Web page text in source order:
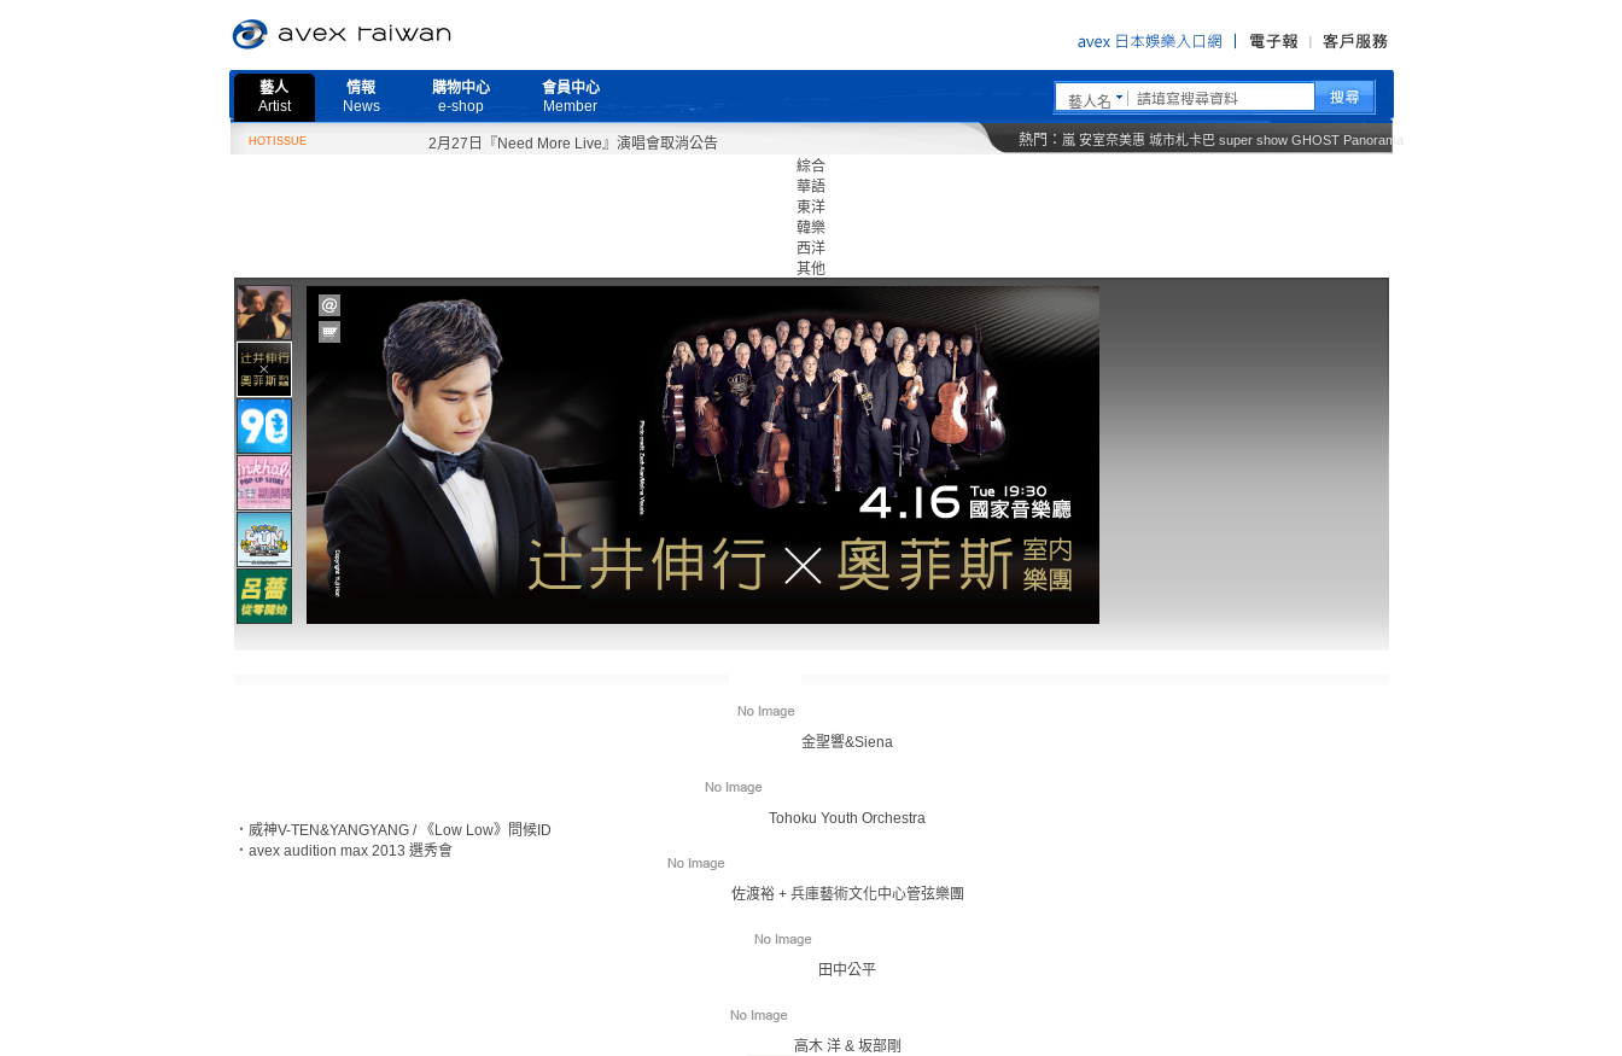
藝人
Artist
情報
News
購物中心
e-shop
會員中心
Member
藝人名
HOTISSUE 2月27日『Need More Live』演唱會取消公告 熱門： 嵐 安室奈美惠 城市札卡巴 super show GHOST Panorama
綜合
華語
東洋
韓樂
西洋
其他
‧ 威神V-TEN&YANGYANG / 《Low Low》問候ID
‧ avex audition max 2013 選秀會
金聖響&Siena
Tohoku Youth Orchestra
佐渡裕 + 兵庫藝術文化中心管弦樂團
田中公平
高木 洋 & 坂部剛